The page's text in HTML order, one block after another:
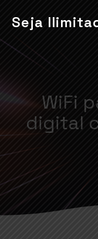
Seja
WiFi
digital